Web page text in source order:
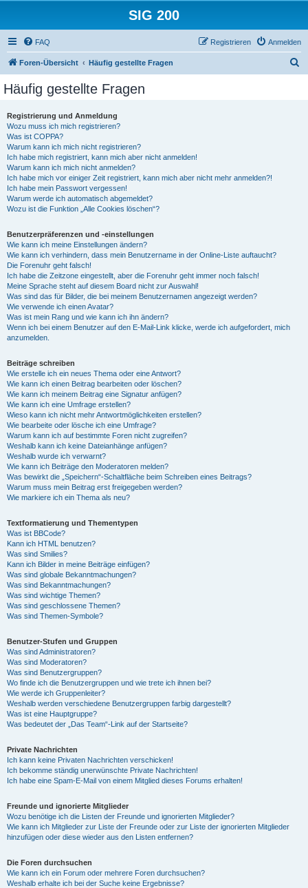
SIG 200
FAQ Anmelden
Registrieren
Foren-Übersicht Häufig gestellte Fragen
Häufig gestellte Fragen
Registrierung und Anmeldung
Wozu muss ich mich registrieren?
Was ist COPPA?
Warum kann ich mich nicht registrieren?
Ich habe mich registriert, kann mich aber nicht anmelden!
Warum kann ich mich nicht anmelden?
Ich habe mich vor einiger Zeit registriert, kann mich aber nicht mehr anmelden?!
Ich habe mein Passwort vergessen!
Warum werde ich automatisch abgemeldet?
Wozu ist die Funktion „Alle Cookies löschen“?
Benutzerpräferenzen und -einstellungen
Wie kann ich meine Einstellungen ändern?
Wie kann ich verhindern, dass mein Benutzername in der Online-Liste auftaucht?
Die Forenuhr geht falsch!
Ich habe die Zeitzone eingestellt, aber die Forenuhr geht immer noch falsch!
Meine Sprache steht auf diesem Board nicht zur Auswahl!
Was sind das für Bilder, die bei meinem Benutzernamen angezeigt werden?
Wie verwende ich einen Avatar?
Was ist mein Rang und wie kann ich ihn ändern?
Wenn ich bei einem Benutzer auf den E-Mail-Link klicke, werde ich aufgefordert, mich
anzumelden.
Beiträge schreiben
Wie erstelle ich ein neues Thema oder eine Antwort?
Wie kann ich einen Beitrag bearbeiten oder löschen?
Wie kann ich meinem Beitrag eine Signatur anfügen?
Wie kann ich eine Umfrage erstellen?
Wieso kann ich nicht mehr Antwortmöglichkeiten erstellen?
Wie bearbeite oder lösche ich eine Umfrage?
Warum kann ich auf bestimmte Foren nicht zugreifen?
Weshalb kann ich keine Dateianhänge anfügen?
Weshalb wurde ich verwarnt?
Wie kann ich Beiträge den Moderatoren melden?
Was bewirkt die „Speichern“-Schaltfläche beim Schreiben eines Beitrags?
Warum muss mein Beitrag erst freigegeben werden?
Wie markiere ich ein Thema als neu?
Textformatierung und Thementypen
Was ist BBCode?
Kann ich HTML benutzen?
Was sind Smilies?
Kann ich Bilder in meine Beiträge einfügen?
Was sind globale Bekanntmachungen?
Was sind Bekanntmachungen?
Was sind wichtige Themen?
Was sind geschlossene Themen?
Was sind Themen-Symbole?
Benutzer-Stufen und Gruppen
Was sind Administratoren?
Was sind Moderatoren?
Was sind Benutzergruppen?
Wo finde ich die Benutzergruppen und wie trete ich ihnen bei?
Wie werde ich Gruppenleiter?
Weshalb werden verschiedene Benutzergruppen farbig dargestellt?
Was ist eine Hauptgruppe?
Was bedeutet der „Das Team“-Link auf der Startseite?
Private Nachrichten
Ich kann keine Privaten Nachrichten verschicken!
Ich bekomme ständig unerwünschte Private Nachrichten!
Ich habe eine Spam-E-Mail von einem Mitglied dieses Forums erhalten!
Freunde und ignorierte Mitglieder
Wozu benötige ich die Listen der Freunde und ignorierten Mitglieder?
Wie kann ich Mitglieder zur Liste der Freunde oder zur Liste der ignorierten Mitglieder
hinzufügen oder diese wieder aus den Listen entfernen?
Die Foren durchsuchen
Wie kann ich ein Forum oder mehrere Foren durchsuchen?
Weshalb erhalte ich bei der Suche keine Ergebnisse?